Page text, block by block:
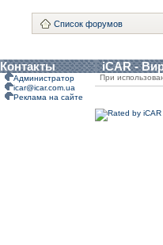
Список форумов
Контакты iCAR -
Администратор
icar@icar.com.ua
Реклама на сайте
При